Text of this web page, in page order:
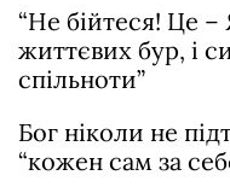
“Не бійтеся! Це –
життєвих бур, і
спільноти”
Бог ніколи не
“кожен сам за